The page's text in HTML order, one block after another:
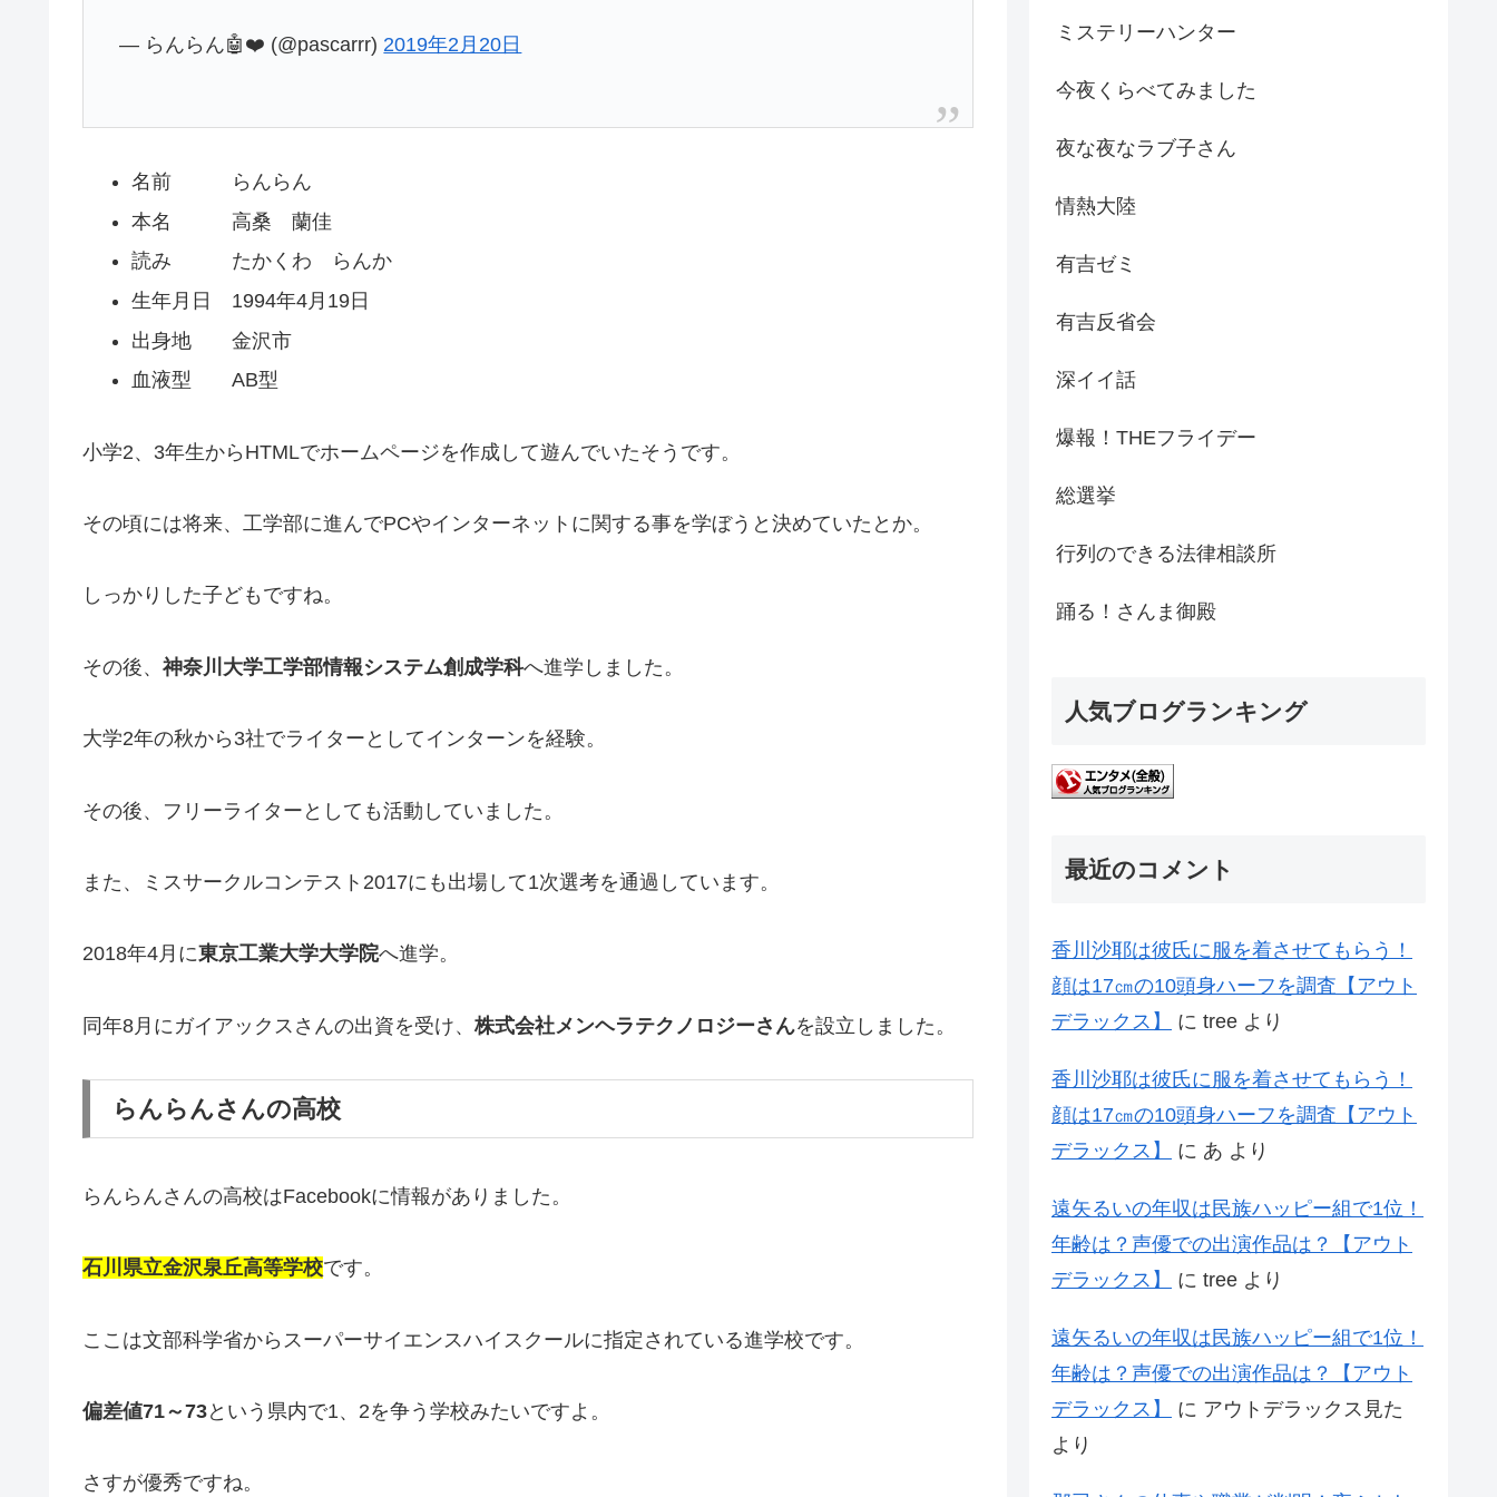
— らんらん🤖❤️ (@pascarrr) 2019年2月20日
名前 らんらん
本名 高桑 蘭佳
読み たかくわ らんか
生年月日 1994年4月19日
出身地 金沢市
血液型 AB型
小学2、3年生からHTMLでホームページを作成して遊んでいたそうです。
その頃には将来、工学部に進んでPCやインターネットに関する事を学ぼうと決めていたとか。
しっかりした子どもですね。
その後、 神奈川大学工学部情報システム創成学科へ進学しました。
大学2年の秋から3社でライターとしてインターンを経験。
その後、フリーライターとしても活動していました。
また、ミスサークルコンテスト2017にも出場して1次選考を通過しています。
2018年4月に東京工業大学大学院へ進学。
同年8月にガイアックスさんの出資を受け、株式会社メンヘラテクノロジーさんを設立しました。
らんらんさんの高校
らんらんさんの高校はFacebookに情報がありました。
石川県立金沢泉丘高等学校です。
ここは文部科学省からスーパーサイエンスハイスクールに指定されている進学校です。
偏差値71～73という県内で1、2を争う学校みたいですよ。
さすが優秀ですね。
ミステリーハンター
今夜くらべてみました
夜な夜なラブ子さん
情熱大陸
有吉ゼミ
有吉反省会
深イイ話
爆報！THEフライデー
総選挙
行列のできる法律相談所
踊る！さんま御殿
人気ブログランキング
最近のコメント
香川沙耶は彼氏に服を着させてもらう！
顔は17㎝の10頭身ハーフを調査【アウト
デラックス】
に tree より
香川沙耶は彼氏に服を着させてもらう！
顔は17㎝の10頭身ハーフを調査【アウト
デラックス】
に あ より
遠矢るいの年収は民族ハッピー組で1位！
年齢は？声優での出演作品は？【アウト
デラックス】
に tree より
遠矢るいの年収は民族ハッピー組で1位！
年齢は？声優での出演作品は？【アウト
デラックス】
に アウトデラックス見た
より